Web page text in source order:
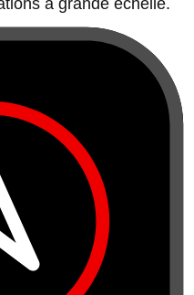
à grande échelle.